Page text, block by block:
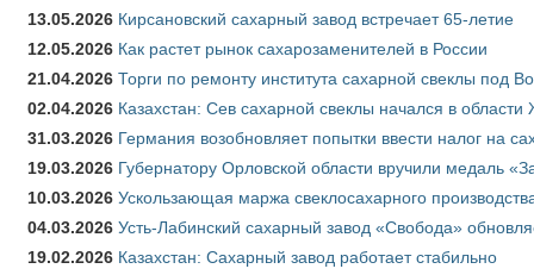
13.05.2026 Кирсановский сахарный завод встречает 65-летие
12.05.2026 Как растет рынок сахарозаменителей в России
21.04.2026 Торги по ремонту института сахарной свеклы под
02.04.2026 Казахстан: Сев сахарной свеклы начался в области
31.03.2026 Германия возобновляет попытки ввести налог на
19.03.2026 Губернатору Орловской области вручили медаль
10.03.2026 Ускользающая маржа свеклосахарного
04.03.2026 Усть-Лабинский сахарный завод «Свобода»
19.02.2026 Казахстан: Сахарный завод работает стабильно